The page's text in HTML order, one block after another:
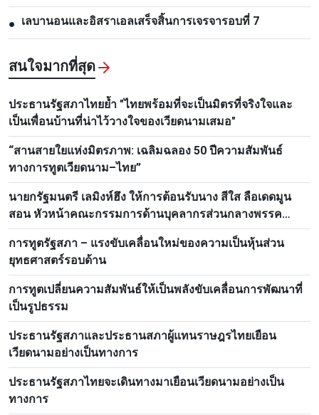
● เลบานอนและอิสราเอลเสร็จสิ้นการเจรจารอบที่ 7
สนใจมากที่สุด
ประธานรัฐสภาไทยย้ำ "ไทยพร้อมที่จะเป็นมิตรที่จริงใจและ
เป็นเพื่อนบ้านที่น่าไว้วางใจของเวียดนามเสมอ"
“สานสายใยแห่งมิตรภาพ: เฉลิมฉลอง 50 ปีความสัมพันธ์
ทางการทูตเวียดนาม–ไทย”
นายกรัฐมนตรี เลมิงห์ฮึง ให้การต้อนรับนาง สีใส ลือเดดมูน
สอน หัวหน้าคณะกรรมการด้านบุคลากรส่วนกลางพรรค
ประชาชนปฏิวัติลาว
การทูตรัฐสภา – แรงขับเคลื่อนใหม่ของความเป็นหุ้นส่วน
ยุทธศาสตร์รอบด้าน
การทูตเปลี่ยนความสัมพันธ์ให้เป็นพลังขับเคลื่อนการพัฒนาที่
เป็นรูปธรรม
ประธานรัฐสภาและประธานสภาผู้แทนราษฎรไทยเยือน
เวียดนามอย่างเป็นทางการ
ประธานรัฐสภาไทยจะเดินทางมาเยือนเวียดนามอย่างเป็น
ทางการ